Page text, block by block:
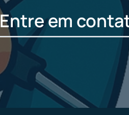
Entre em